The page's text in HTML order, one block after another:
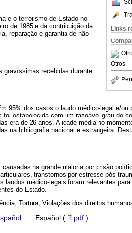
Links
Otros
e o terrorismo de Estado no
de 1985 e da contribuição da
reparação e garantia de não
gravíssimas recebidas durante
95% dos casos o laudo médico-legal e/ou
estabelecida com um razoável grau de
era de 26 anos. A idade média no
na bibliografia nacional e estrangeira.
na grande maioria por prisão
transtornos por estresse pós-
médico-legais foram relevantes
do Estado.
Tortura; Violações dos direitos
· Español ( pdf )